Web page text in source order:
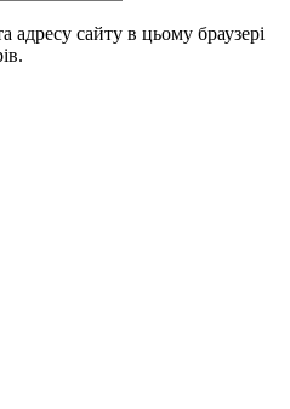
адресу сайту в цьому браузері